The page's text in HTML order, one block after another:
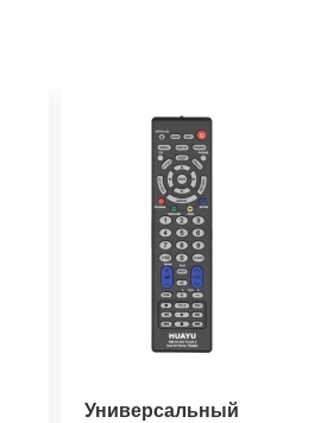
Универсальный